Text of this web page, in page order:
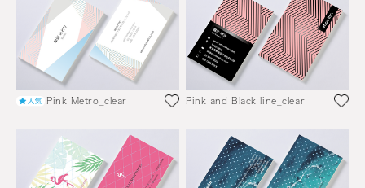
Pink Metro_clear Pink and Black line_clear